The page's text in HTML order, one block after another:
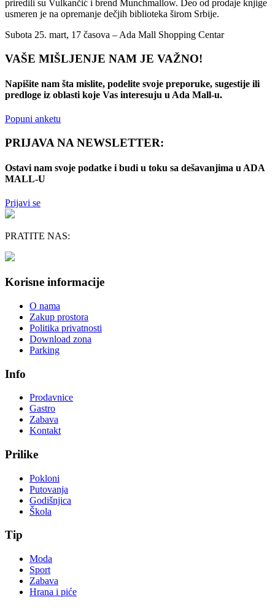
priredili su Vulkančić i brend Munchmallow. Deo od prodaje knjige
usmeren je na opremanje dečjih biblioteka širom Srbije.
Subota 25. mart, 17 časova – Ada Mall Shopping Centar
VAŠE MIŠLJENJE NAM JE VAŽNO!
Napišite nam šta mislite, podelite svoje preporuke, sugestije ili
predloge iz oblasti koje Vas interesuju u Ada Mall-u.
Popuni anketu
PRIJAVA NA NEWSLETTER:
Ostavi nam svoje podatke i budi u toku sa dešavanjima u ADA
MALL-U
Prijavi se
PRATITE NAS:
Korisne informacije
O nama
Zakup prostora
Politika privatnosti
Download zona
Parking
Info
Prodavnice
Gastro
Zabava
Kontakt
Prilike
Pokloni
Putovanja
Godišnjica
Škola
Tip
Moda
Sport
Zabava
Hrana i piće